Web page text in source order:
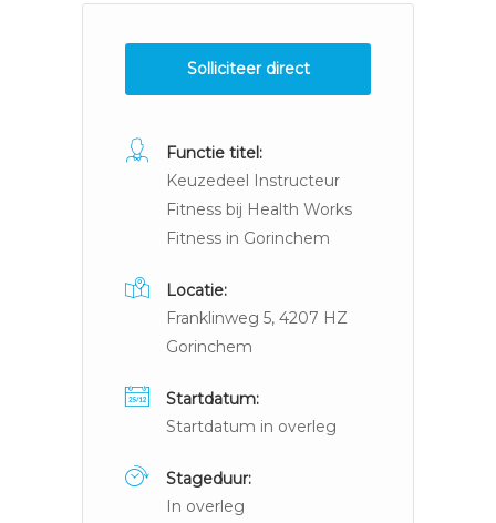
Solliciteer direct
Functie titel:
Keuzedeel Instructeur
Fitness bij Health Works
Fitness in Gorinchem
Locatie:
Franklinweg 5, 4207 HZ
Gorinchem
Startdatum:
Startdatum in overleg
Stageduur:
In overleg